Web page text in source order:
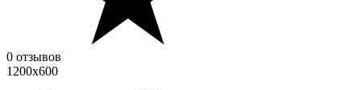
0 отзывов
1200х600